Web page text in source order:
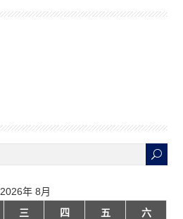
2026年 8月
三 四 五 六